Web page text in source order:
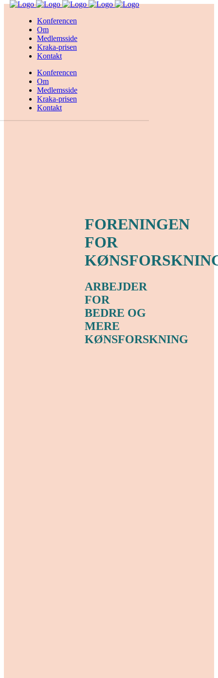
Konferencen
Om
Medlemsside
Kraka-prisen
Kontakt
Konferencen
Om
Medlemsside
Kraka-prisen
Kontakt
FORENINGEN
FOR
ARBEJDER
FOR
BEDRE OG
MERE
KØNSFORSKNING